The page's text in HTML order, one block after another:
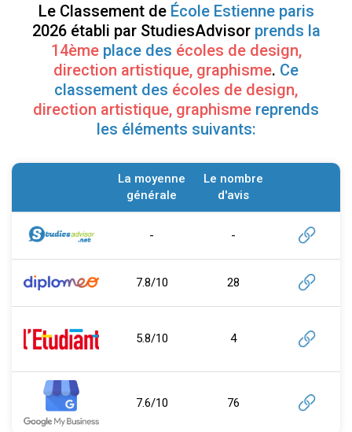
Le Classement de École Estienne paris
2026 établi par StudiesAdvisor prends la
14èmeplace des écoles de design,
direction artistique, graphisme. Ce
classement des écoles de design,
direction artistique, graphisme reprends
les éléments suivants:
La moyenne
générale
Le nombre
d'avis
- -
7.8/10 28
5.8/10 4
7.6/10 76